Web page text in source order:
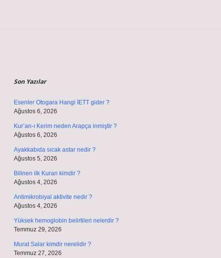
Son Yazılar
Esenler Otogara Hangi İETT gider ?
Ağustos 6, 2026
Kur’an-ı Kerim neden Arapça inmiştir ?
Ağustos 6, 2026
Ayakkabıda sıcak astar nedir ?
Ağustos 5, 2026
Bilinen ilk Kuran kimdir ?
Ağustos 4, 2026
Antimikrobiyal aktivite nedir ?
Ağustos 4, 2026
Yüksek hemoglobin belirtileri nelerdir ?
Temmuz 29, 2026
Murat Salar kimdir nerelidir ?
Temmuz 27, 2026